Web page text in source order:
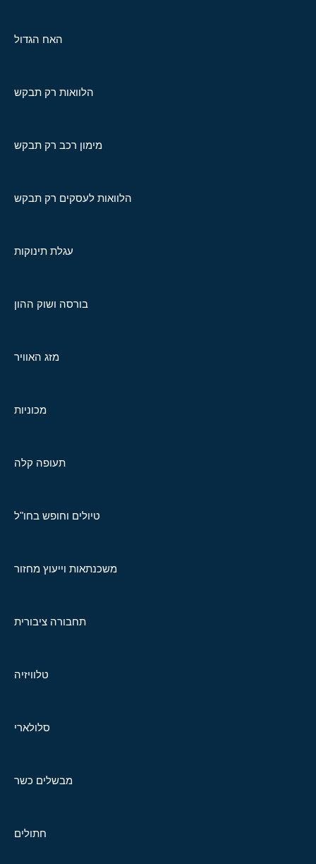
האח הגדול
הלוואות רק תבקש
מימון רכב רק תבקש
הלוואות לעסקים רק תבקש
עגלת תינוקות
בורסה ושוק ההון
מזג האוויר
מכוניות
תעופה קלה
טיולים וחופש בחו"ל
משכנתאות וייעוץ מחזור
תחבורה ציבורית
טלוויזיה
סלולארי
מבשלים כשר
חתולים